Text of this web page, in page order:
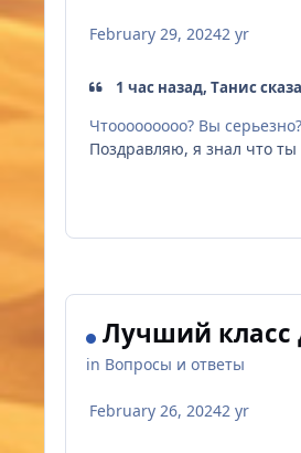
February 29, 20242 yr
1 час назад, Тaнис
Чтооооооооо? Вы
Поздравляю, я знал что
Лучший класс
in Вопросы и ответы
February 26, 20242 yr